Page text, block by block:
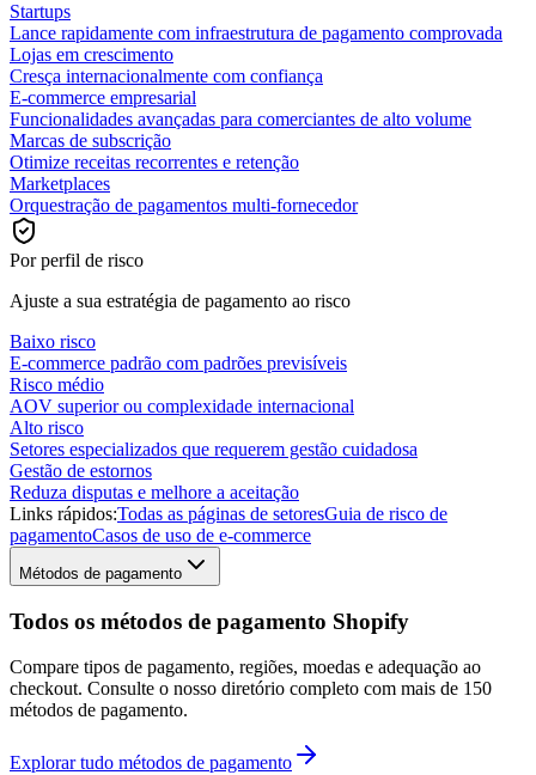
Startups
Lance rapidamente com infraestrutura de pagamento comprovada
Lojas em crescimento
Cresça internacionalmente com confiança
E-commerce empresarial
Funcionalidades avançadas para comerciantes de alto volume
Marcas de subscrição
Otimize receitas recorrentes e retenção
Marketplaces
Orquestração de pagamentos multi-fornecedor
Por perfil de risco
Ajuste a sua estratégia de pagamento ao risco
Baixo risco
E-commerce padrão com padrões previsíveis
Risco médio
AOV superior ou complexidade internacional
Alto risco
Setores especializados que requerem gestão cuidadosa
Gestão de estornos
Reduza disputas e melhore a aceitação
Links rápidos:Todas as páginas de setoresGuia de risco de
pagamentoCasos de uso de e-commerce
Métodos de pagamento
Todos os métodos de pagamento Shopify
Compare tipos de pagamento, regiões, moedas e adequação ao
checkout. Consulte o nosso diretório completo com mais de 150
métodos de pagamento.
Explorar tudo métodos de pagamento